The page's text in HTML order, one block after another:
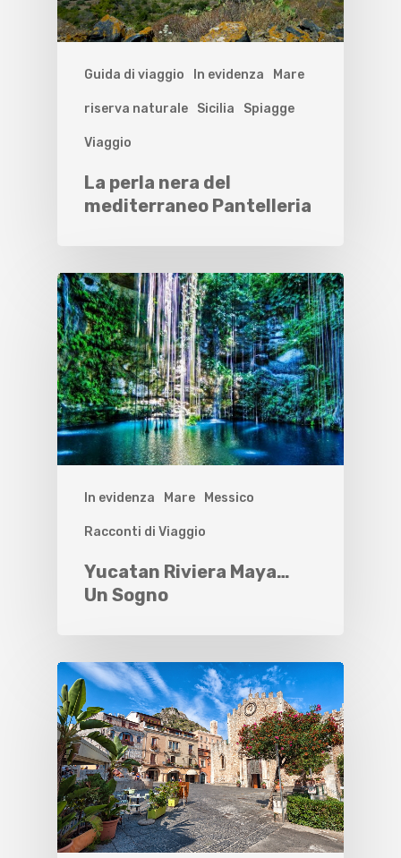
Guida di viaggio In evidenza Mare
riserva naturale Sicilia Spiagge
Viaggio
La perla nera del
mediterraneo Pantelleria
In evidenza Mare Messico
Racconti di Viaggio
Yucatan Riviera Maya…
Un Sogno